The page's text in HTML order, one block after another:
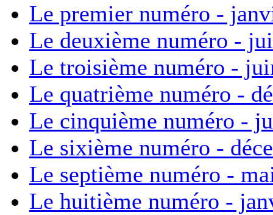
Le premier numéro -
Le deuxième numéro -
Le troisième numéro -
Le quatrième numéro -
Le cinquième numéro -
Le sixième numéro -
Le septième numéro -
Le huitième numéro -